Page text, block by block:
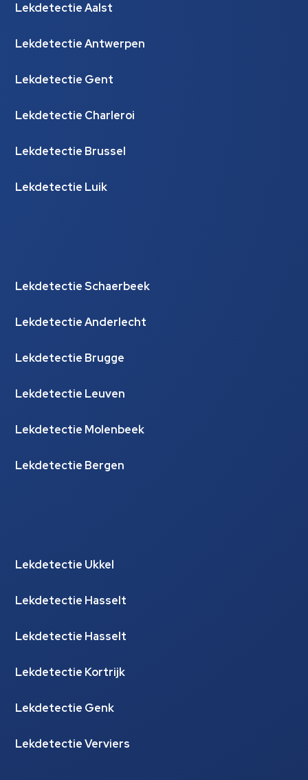
Lekdetectie Aalst
Lekdetectie Antwerpen
Lekdetectie Gent
Lekdetectie Charleroi
Lekdetectie Brussel
Lekdetectie Luik
Lekdetectie Schaerbeek
Lekdetectie Anderlecht
Lekdetectie Brugge
Lekdetectie Leuven
Lekdetectie Molenbeek
Lekdetectie Bergen
Lekdetectie Ukkel
Lekdetectie Hasselt
Lekdetectie Hasselt
Lekdetectie Kortrijk
Lekdetectie Genk
Lekdetectie Verviers